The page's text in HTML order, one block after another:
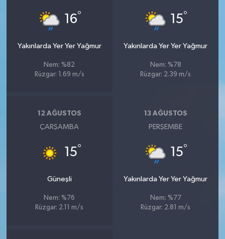
16°
Yakınlarda Yer Yer Yağmur
Nem: %82
Rüzgar: 1.69 m/s
15°
Yakınlarda Yer Yer Yağmur
Nem: %78
Rüzgar: 2.39 m/s
12 AĞUSTOS
ÇARŞAMBA
15°
Güneşli
Nem: %76
Rüzgar: 2.11 m/s
13 AĞUSTOS
PERŞEMBE
15°
Yakınlarda Yer Yer Yağmur
Nem: %77
Rüzgar: 2.81 m/s